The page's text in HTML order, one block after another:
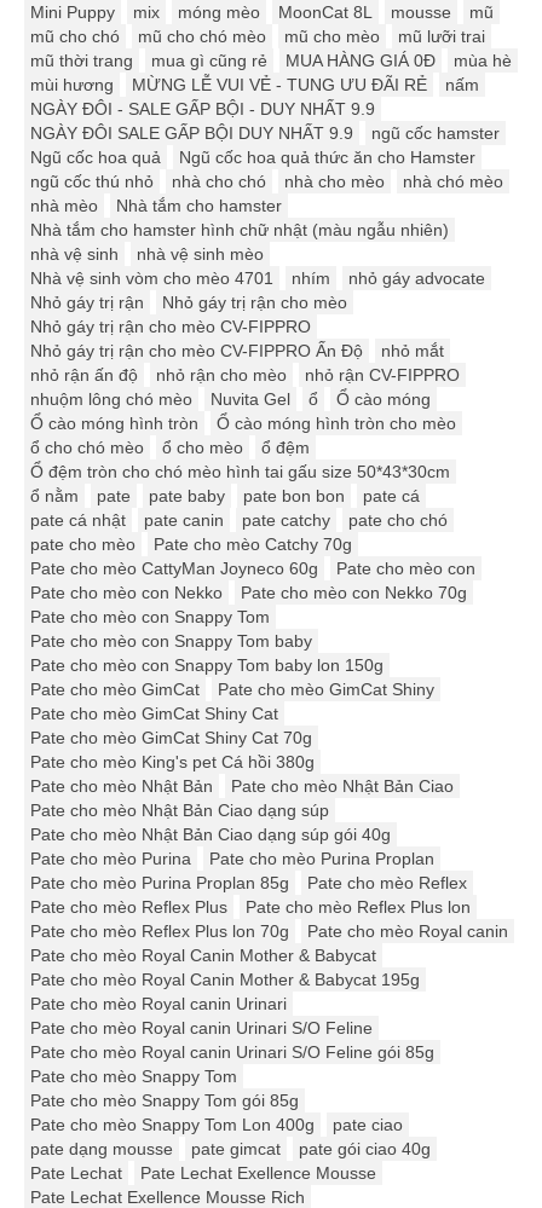
Mini Puppy mix móng mèo MoonCat 8L mousse
mũ
mũ cho chó
mũ cho chó mèo mũ cho mèo
mũ lưỡi trai
mũ thời trang
mua gì cũng rẻ MUA HÀNG GIÁ 0Đ
mùa hè
mùi hương
MỪNG LỄ VUI VẺ - TUNG ƯU ĐÃI RẺ
nấm
NGÀY ĐÔI - SALE GẤP BỘI - DUY NHẤT 9.9
NGÀY ĐÔI SALE GẤP BỘI DUY NHẤT 9.9
ngũ cốc hamster
Ngũ cốc hoa quả
Ngũ cốc hoa quả thức ăn cho Hamster
ngũ cốc thú nhỏ
nhà cho chó nhà cho mèo
nhà chó mèo
nhà mèo
Nhà tắm cho hamster
Nhà tắm cho hamster hình chữ nhật (màu ngẫu nhiên)
nhà vệ sinh
nhà vệ sinh mèo
Nhà vệ sinh vòm cho mèo 4701
nhím
nhỏ gáy advocate
Nhỏ gáy trị rận
Nhỏ gáy trị rận cho mèo
Nhỏ gáy trị rận cho mèo CV-FIPPRO
Nhỏ gáy trị rận cho mèo CV-FIPPRO Ấn Độ
nhỏ mắt
nhỏ rận ấn độ
nhỏ rận cho mèo
nhỏ rận CV-FIPPRO
nhuộm lông chó mèo
Nuvita Gel ổ
Ổ cào móng
Ổ cào móng hình tròn
Ổ cào móng hình tròn cho mèo
ổ cho chó mèo
ổ cho mèo
ổ đệm
Ổ đệm tròn cho chó mèo hình tai gấu size 50*43*30cm
ổ nằm
pate pate baby pate bon bon
pate cá
pate cá nhật
pate canin pate catchy
pate cho chó
pate cho mèo
Pate cho mèo Catchy 70g
Pate cho mèo CattyMan Joyneco 60g
Pate cho mèo con
Pate cho mèo con Nekko
Pate cho mèo con Nekko 70g
Pate cho mèo con Snappy Tom
Pate cho mèo con Snappy Tom baby
Pate cho mèo con Snappy Tom baby lon 150g
Pate cho mèo GimCat
Pate cho mèo GimCat Shiny
Pate cho mèo GimCat Shiny Cat
Pate cho mèo GimCat Shiny Cat 70g
Pate cho mèo King's pet Cá hồi 380g
Pate cho mèo Nhật Bản
Pate cho mèo Nhật Bản Ciao
Pate cho mèo Nhật Bản Ciao dạng súp
Pate cho mèo Nhật Bản Ciao dạng súp gói 40g
Pate cho mèo Purina
Pate cho mèo Purina Proplan
Pate cho mèo Purina Proplan 85g
Pate cho mèo Reflex
Pate cho mèo Reflex Plus
Pate cho mèo Reflex Plus lon
Pate cho mèo Reflex Plus lon 70g
Pate cho mèo Royal canin
Pate cho mèo Royal Canin Mother & Babycat
Pate cho mèo Royal Canin Mother & Babycat 195g
Pate cho mèo Royal canin Urinari
Pate cho mèo Royal canin Urinari S/O Feline
Pate cho mèo Royal canin Urinari S/O Feline gói 85g
Pate cho mèo Snappy Tom
Pate cho mèo Snappy Tom gói 85g
Pate cho mèo Snappy Tom Lon 400g
pate ciao
pate dạng mousse
pate gimcat
pate gói ciao 40g
Pate Lechat
Pate Lechat Exellence Mousse
Pate Lechat Exellence Mousse Rich